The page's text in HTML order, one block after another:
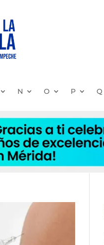
N O P Q